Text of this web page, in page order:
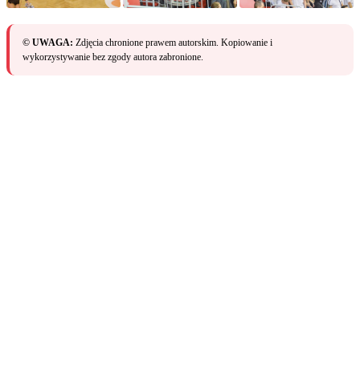
© UWAGA: Zdjęcia chronione prawem autorskim. Kopiowanie i
wykorzystywanie bez zgody autora zabronione.